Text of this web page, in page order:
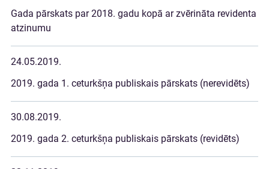
Gada pārskats par 2018. gadu kopā ar zvērināta revidenta
atzinumu
24.05.2019.
2019. gada 1. ceturkšņa publiskais pārskats (nerevidēts)
30.08.2019.
2019. gada 2. ceturkšņa publiskais pārskats (revidēts)